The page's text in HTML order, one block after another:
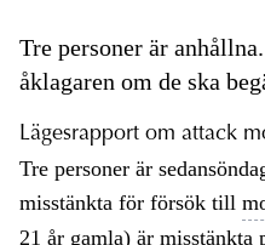
Tre personer är
åklagaren om de ska
Lägesrapport om attack
Tre personer är
misstänkta för försök till
21 år gamla) är misstänkta